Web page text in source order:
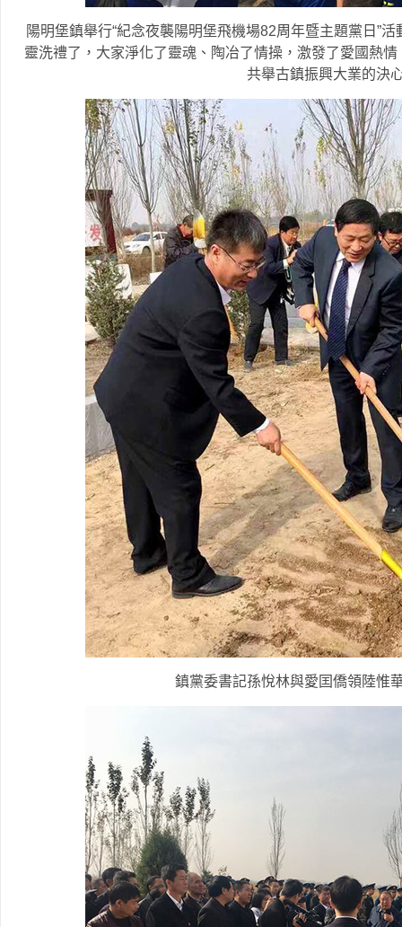
陽明堡鎮舉行“紀念夜襲陽明堡飛機場82周年暨主題黨日”
靈洗禮了，大家淨化了靈魂、陶冶了情操，激發了愛國熱
共舉古鎮振興大業的決
鎮黨委書記孫悅林與愛囯僑領陸惟